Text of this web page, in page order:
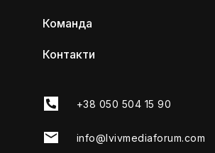
Команда
Контакти
+38 050 504 15 90
info@lvivmediaforum.com